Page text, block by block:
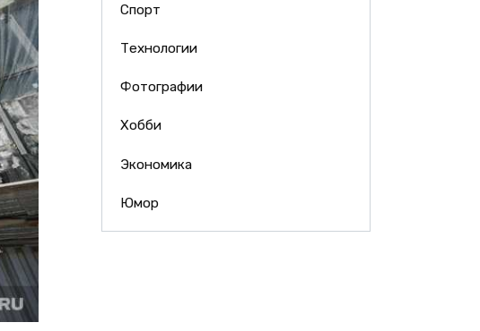
Спорт
Технологии
Фотографии
Хобби
Экономика
Юмор